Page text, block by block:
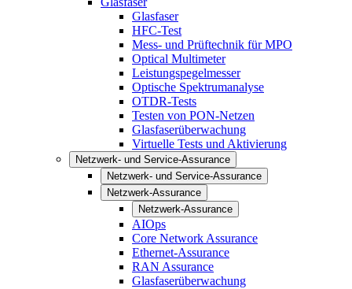
Glasfaser
HFC-Test
Mess- und Prüftechnik für MPO
Optical Multimeter
Leistungspegelmesser
Optische Spektrumanalyse
OTDR-Tests
Testen von PON-Netzen
Glasfaserüberwachung
Virtuelle Tests und Aktivierung
Netzwerk- und Service-Assurance
Netzwerk- und Service-Assurance
Netzwerk-Assurance
Netzwerk-Assurance
AIOps
Core Network Assurance
Ethernet-Assurance
RAN Assurance
Glasfaserüberwachung